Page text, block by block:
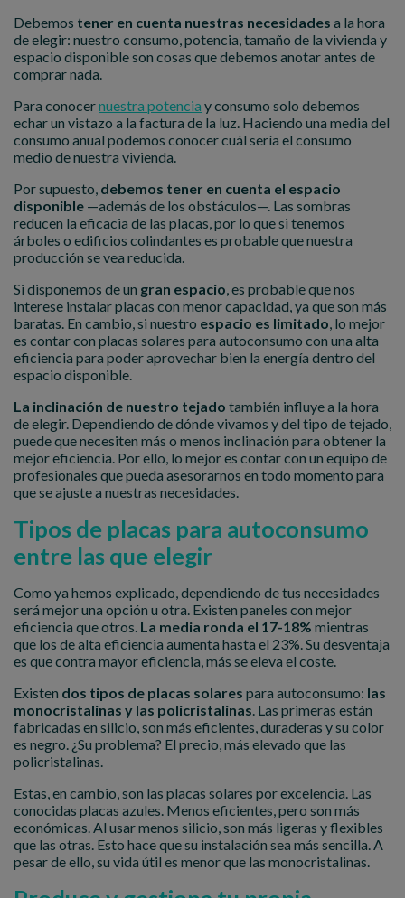
Debemos tener en cuenta nuestras necesidades a la hora
de elegir: nuestro consumo, potencia, tamaño de la vivienda y
espacio disponible son cosas que debemos anotar antes de
comprar nada.
Para conocernuestra potencia y consumo solo debemos
echar un vistazo a la factura de la luz. Haciendo una media del
consumo anual podemos conocer cuál sería el consumo
medio de nuestra vivienda.
Por supuesto, debemos tener en cuenta el espacio
disponible —además de los obstáculos—. Las sombras
reducen la eficacia de las placas, por lo que si tenemos
árboles o edificios colindantes es probable que nuestra
producción se vea reducida.
Si disponemos de un gran espacio , es probable que nos
interese instalar placas con menor capacidad, ya que son más
baratas. En cambio, si nuestro espacio es limitado , lo mejor
es contar con placas solares para autoconsumo con una alta
eficiencia para poder aprovechar bien la energía dentro del
espacio disponible.
La inclinación de nuestro tejado también influye a la hora
de elegir. Dependiendo de dónde vivamos y del tipo de tejado,
puede que necesiten más o menos inclinación para obtener la
mejor eficiencia. Por ello, lo mejor es contar con un equipo de
profesionales que pueda asesorarnos en todo momento para
que se ajuste a nuestras necesidades.
Tipos de placas para autoconsumo
entre las que elegir
Como ya hemos explicado, dependiendo de tus necesidades
será mejor una opción u otra. Existen paneles con mejor
eficiencia que otros. La media ronda el 17-18% mientras
que los de alta eficiencia aumenta hasta el 23%. Su desventaja
es que contra mayor eficiencia, más se eleva el coste.
Existen dos tipos de placas solares para autoconsumo: las
monocristalinas y las policristalinas . Las primeras están
fabricadas en silicio, son más eficientes, duraderas y su color
es negro. ¿Su problema? El precio, más elevado que las
policristalinas.
Estas, en cambio, son las placas solares por excelencia. Las
conocidas placas azules. Menos eficientes, pero son más
económicas. Al usar menos silicio, son más ligeras y flexibles
que las otras. Esto hace que su instalación sea más sencilla. A
pesar de ello, su vida útil es menor que las monocristalinas.